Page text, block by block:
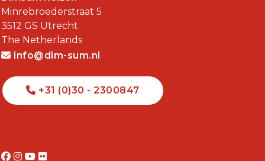
Minrebroederstraat 5
3512 GS Utrecht
The Netherlands
info@dim-sum.nl
+31 (0)30 - 2300847